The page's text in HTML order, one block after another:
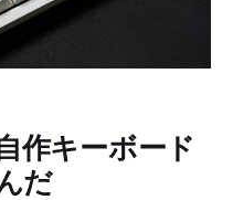
ルの結果やエラー内容
いもの」をとりあえず
で、構成や文章として
作キーボード
だ